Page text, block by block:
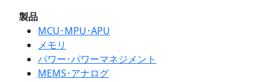
製品
MCU･MPU･APU
メモリ
パワー･パワーマネジメント
MEMS･アナログ